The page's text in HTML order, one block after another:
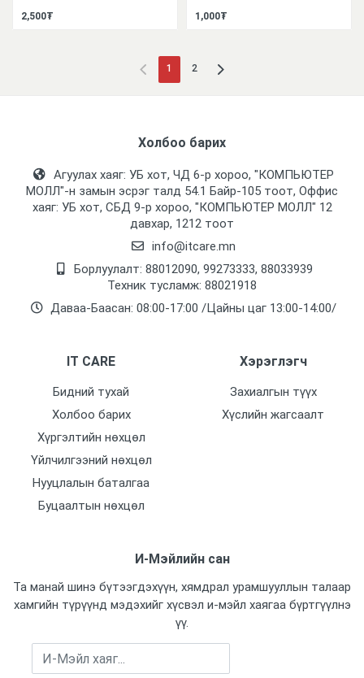
2,500₮ 1,000₮
1 2
Холбоо барих
Агуулах хаяг: УБ хот, ЧД 6-р хороо, "КОМПЬЮТЕР
МОЛЛ᠌"-н замын эсрэг талд 54.1 Байр-105 тоот, Оффис
хаяг: УБ хот, СБД 9-р хороо, "КОМПЬЮТЕР МОЛЛ᠌" 12
давхар, 1212 тоот
info@itcare.mn
Борлуулалт: 88012090, 99273333, 88033939
Техник тусламж: 88021918
Даваа-Баасан: 08:00-17:00 /Цайны цаг 13:00-14:00/
IT CARE
Бидний тухай
Холбоо барих
Хүргэлтийн нөхцөл
Үйлчилгээний нөхцөл
Нууцлалын баталгаа
Буцаалтын нөхцөл
Хэрэглэгч
Захиалгын түүх
Хүслийн жагсаалт
И-Мэйлийн сан
Та манай шинэ бүтээгдэхүүн, хямдрал урамшууллын талаар
хамгийн түрүүнд мэдэхийг хүсвэл и-мэйл хаягаа бүртгүүлнэ
үү.